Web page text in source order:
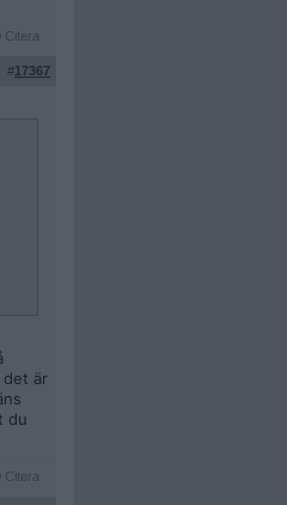
Citera
#17367
det är
du
Citera